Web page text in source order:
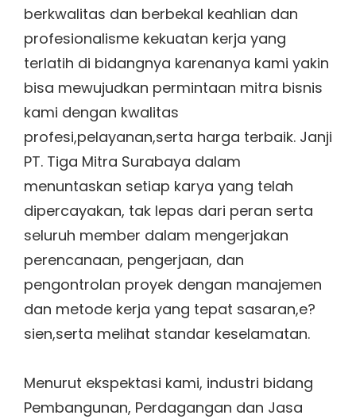
berkwalitas dan berbekal keahlian dan
profesionalisme kekuatan kerja yang
terlatih di bidangnya karenanya kami yakin
bisa mewujudkan permintaan mitra bisnis
kami dengan kwalitas
profesi,pelayanan,serta harga terbaik. Janji
PT. Tiga Mitra Surabaya dalam
menuntaskan setiap karya yang telah
dipercayakan, tak lepas dari peran serta
seluruh member dalam mengerjakan
perencanaan, pengerjaan, dan
pengontrolan proyek dengan manajemen
dan metode kerja yang tepat sasaran,e?
sien,serta melihat standar keselamatan.
Menurut ekspektasi kami, industri bidang
Pembangunan, Perdagangan dan Jasa